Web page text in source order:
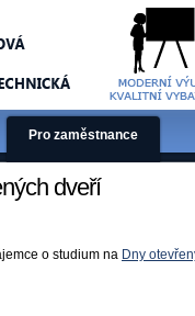
Pro zaměstnance
dveří
o studium na Dny